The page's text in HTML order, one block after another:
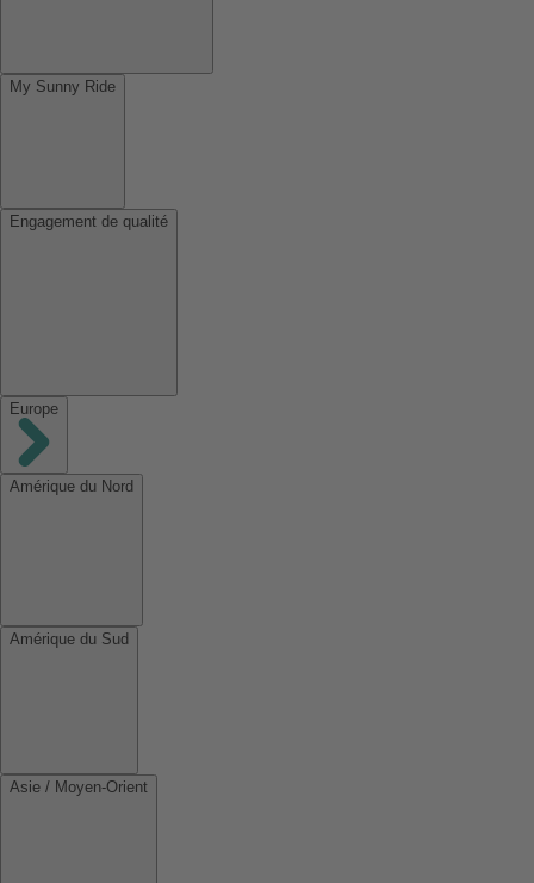
My Sunny Ride
Engagement de qualité
Europe
Amérique du Nord
Amérique du Sud
Asie / Moyen-Orient